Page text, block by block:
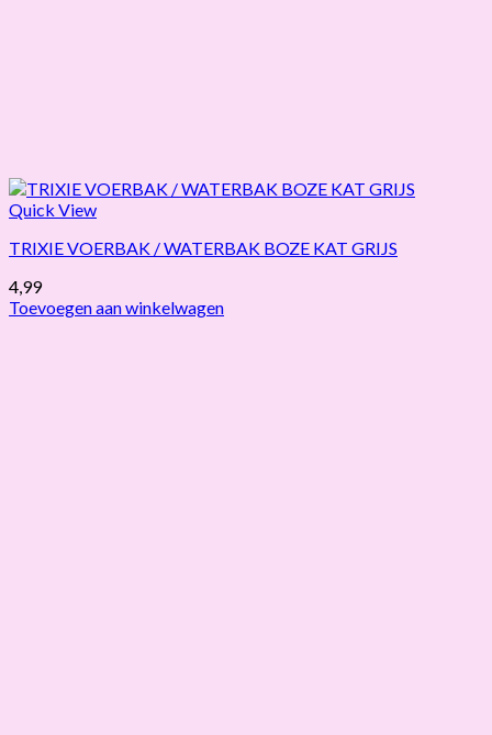
Quick View
TRIXIE VOERBAK / WATERBAK BOZE KAT GRIJS
4,99
Toevoegen aan winkelwagen